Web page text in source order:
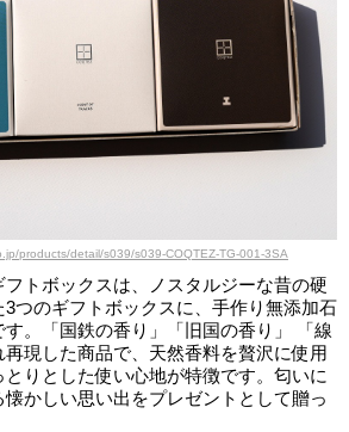
products/detail/s039/s039-COQTEZ-TG-001-3SA
フトボックスは、ノスタルジーな昔の硬
つのギフトボックスに、手作り無添加石
。「国鉄の香り」「旧国の香り」 「線
現した商品で、天然香料を贅沢に使用
とりとした使い心地が特徴です。匂いに
かしい思い出をプレゼントとして贈っ